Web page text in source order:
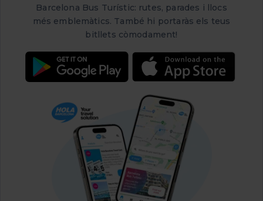
Barcelona Bus Turístic: rutes, parades i llocs
més emblemàtics. També hi portaràs els teus
bitllets còmodament!